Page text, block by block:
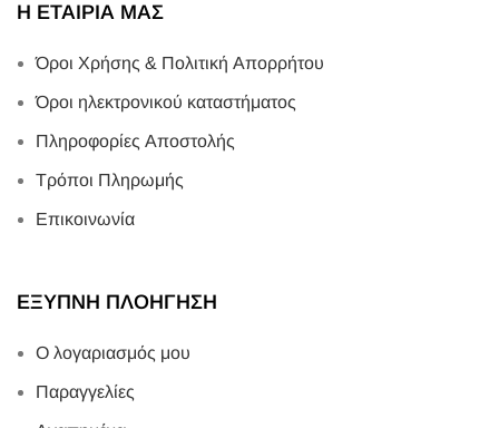
Η ΕΤΑΙΡΙΑ ΜΑΣ
Όροι Χρήσης & Πολιτική Απορρήτου
Όροι ηλεκτρονικού καταστήματος
Πληροφορίες Αποστολής
Τρόποι Πληρωμής
Επικοινωνία
ΕΞΥΠΝΗ ΠΛΟΗΓΗΣΗ
Ο λογαριασμός μου
Παραγγελίες